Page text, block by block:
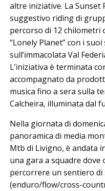
altre iniziative. La Sunset
suggestivo riding di
percorso di 12 chilometri
“Lonely Planet” con i
sull’immacolata Val
L’iniziativa è terminata
accompagnato da
musica fino a sera sulla
Calcheira, illuminata dal
Nella giornata di
panoramica di media
Mtb di Livigno, è andata
una gara a squadre
percorrere un sentiero di
(enduro/flow/cross-